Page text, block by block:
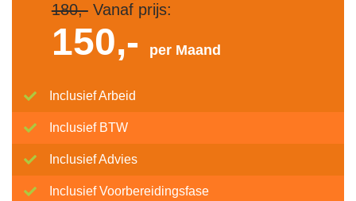
180,-Vanaf prijs:
150,- per Maand
Inclusief Arbeid
Inclusief BTW
Inclusief Advies
Inclusief Voorbereidingsfase